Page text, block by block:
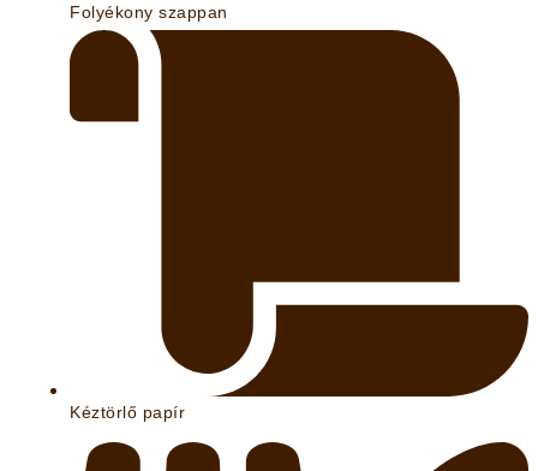
Folyékony szappan
Kéztörlő papír